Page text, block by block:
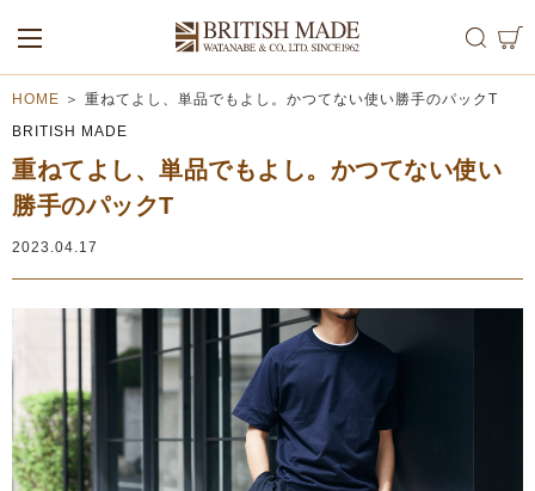
ALL MEN
WOMEN
HOME ＞ 重ねてよし、単品でもよし。かつてない使い勝手のパックT
BRITISH MADE
重ねてよし、単品でもよし。かつてない使い
勝手のパックT
2023.04.17